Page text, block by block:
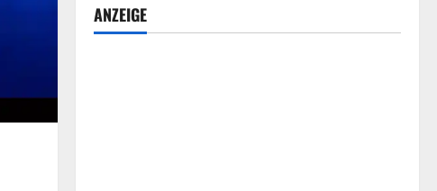
ANZEIGE